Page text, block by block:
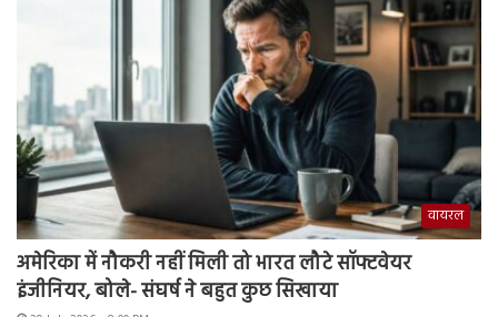
वायरल
अमेरिका में नौकरी नहीं मिली तो भारत लौटे सॉफ्टवेयर
इंजीनियर, बोले- संघर्ष ने बहुत कुछ सिखाया